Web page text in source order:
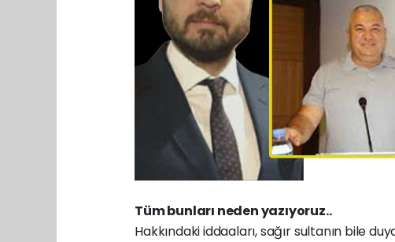
Tüm bunları neden yazıyoruz..
Hakkındaki iddaaları, sağır sultanın bile